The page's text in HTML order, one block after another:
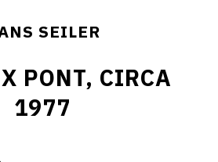
SEILER
PONT, CIRCA
1977